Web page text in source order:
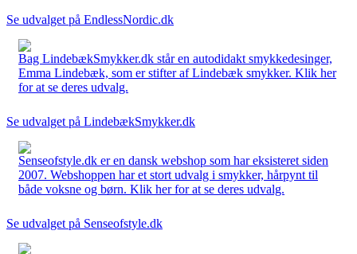
Se udvalget på EndlessNordic.dk
Bag LindebækSmykker.dk står en autodidakt smykkedesinger,
Emma Lindebæk, som er stifter af Lindebæk smykker. Klik her
for at se deres udvalg.
Se udvalget på LindebækSmykker.dk
Senseofstyle.dk er en dansk webshop som har eksisteret siden
2007. Webshoppen har et stort udvalg i smykker, hårpynt til
både voksne og børn. Klik her for at se deres udvalg.
Se udvalget på Senseofstyle.dk